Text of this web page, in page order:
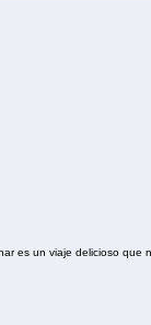
es un viaje delicioso que